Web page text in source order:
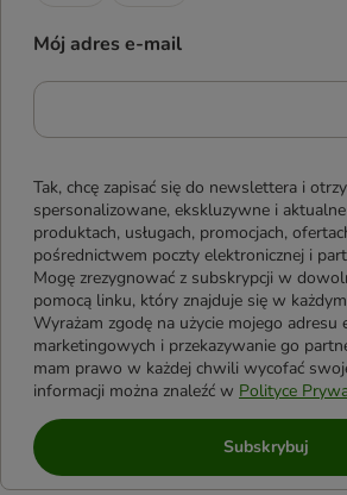
Mój adres e-mail
Tak, chcę zapisać się do newslettera i
spersonalizowane, ekskluzywne i
produktach, usługach, promocjach,
pośrednictwem poczty elektronicznej i
Mogę zrezygnować z subskrypcji w
pomocą linku, który znajduje się w
Wyrażam zgodę na użycie mojego adresu
marketingowych i przekazywanie go
mam prawo w każdej chwili wycofać
informacji można znaleźć w Polityce
Subskrybuj